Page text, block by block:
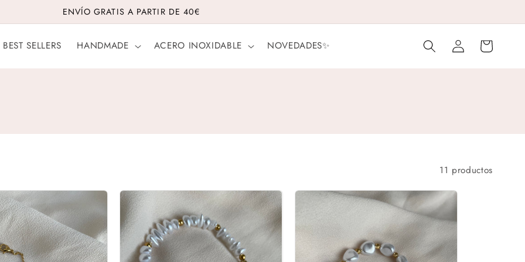
ENVÍO GRATIS A PARTIR DE 40€
BEST SELLERS HANDMADE ACERO INOXIDABLE NOVEDADES✨
Iniciar
sesión
Carrito
11 productos